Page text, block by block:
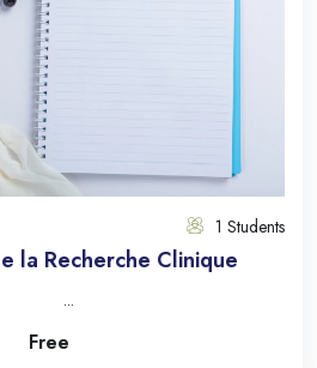
1 Students
la Recherche Clinique
...
Free